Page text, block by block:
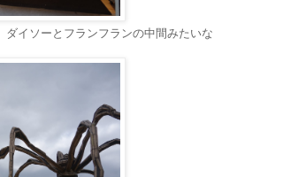
イソーとフランフランの中間みたいな